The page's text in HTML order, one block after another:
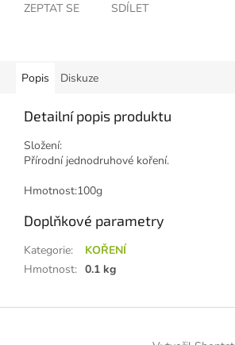
ZEPTAT SE SDÍLET
Popis Diskuze
Detailní popis produktu
Složení:
Přírodní jednodruhové koření.
Hmotnost:100g
Doplňkové parametry
Kategorie:
KOŘENÍ
Hmotnost: 0.1 kg